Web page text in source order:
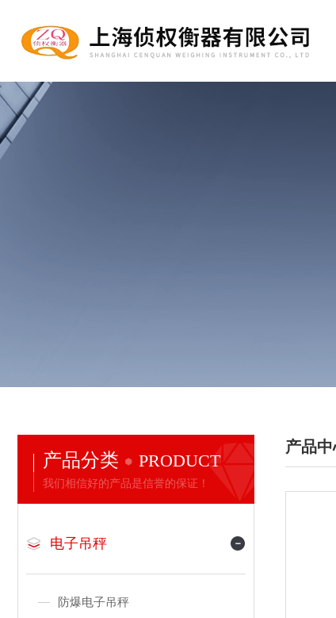
产品分类 PRODUCT
我们相信好的产品是信誉的保证！
电子吊秤
防爆电子吊秤
产品